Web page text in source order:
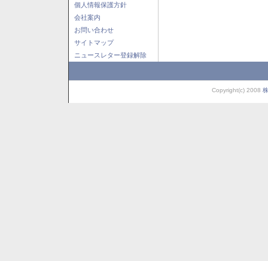
個人情報保護方針
会社案内
お問い合わせ
サイトマップ
ニュースレター登録解除
Copyright(c) 2008